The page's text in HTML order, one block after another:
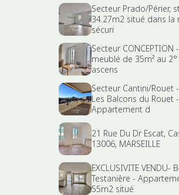
Secteur Prado/Périer,
34.27m2 situé dans la
sécuri
Secteur
meublé de 35m² au
ascens
Secteur Cantini/Rouet
Les Balcons du Rouet -
Appartement d
21 Rue Du Dr Escat,
13006, MARSEILLE
EXCLUSIVITE VENDU-
Testanière -
55m2 situé